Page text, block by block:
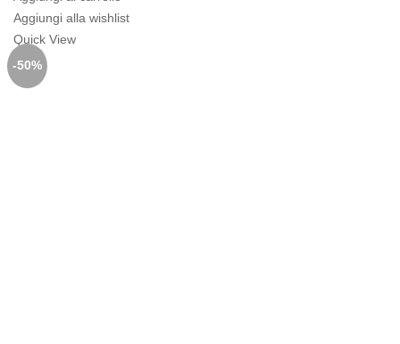
99,00€.79,20€.
Aggiungi alla wishlist
Quick View
-50%